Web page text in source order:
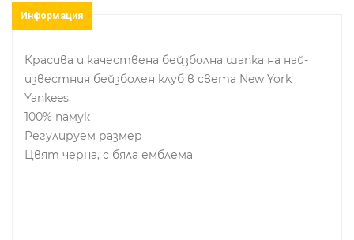
Информация
Красива и качествена бейзболна шапка на най-
известния бейзболен клуб в света New York
Yankees,
100% памук
Регулируем размер
Цвят черна, с бяла емблема